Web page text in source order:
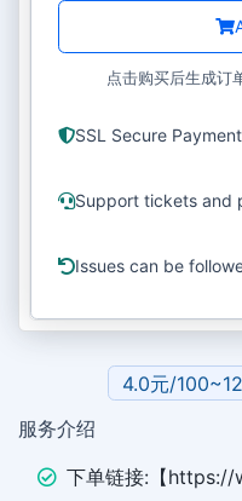
点击购买后生成订
SSL Secure Payment
Support tickets and
Issues can be
4.0元/
服务介绍
下单链接:【https://